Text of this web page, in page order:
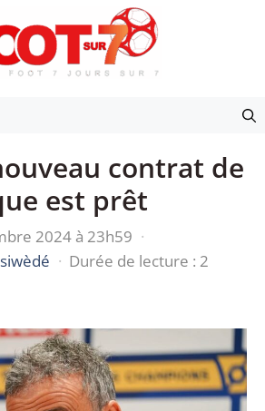
contrat de
est prêt
2024 à 23h59 ·
· Durée de lecture : 2